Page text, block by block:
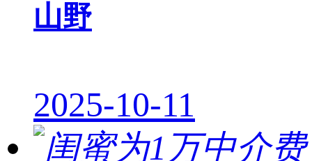
山野
2025-10-11